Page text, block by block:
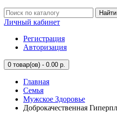
Найти
Личный кабинет
Регистрация
Авторизация
0 товар(ов) - 0.00 р.
Главная
Семья
Мужское Здоровье
Доброкачественная